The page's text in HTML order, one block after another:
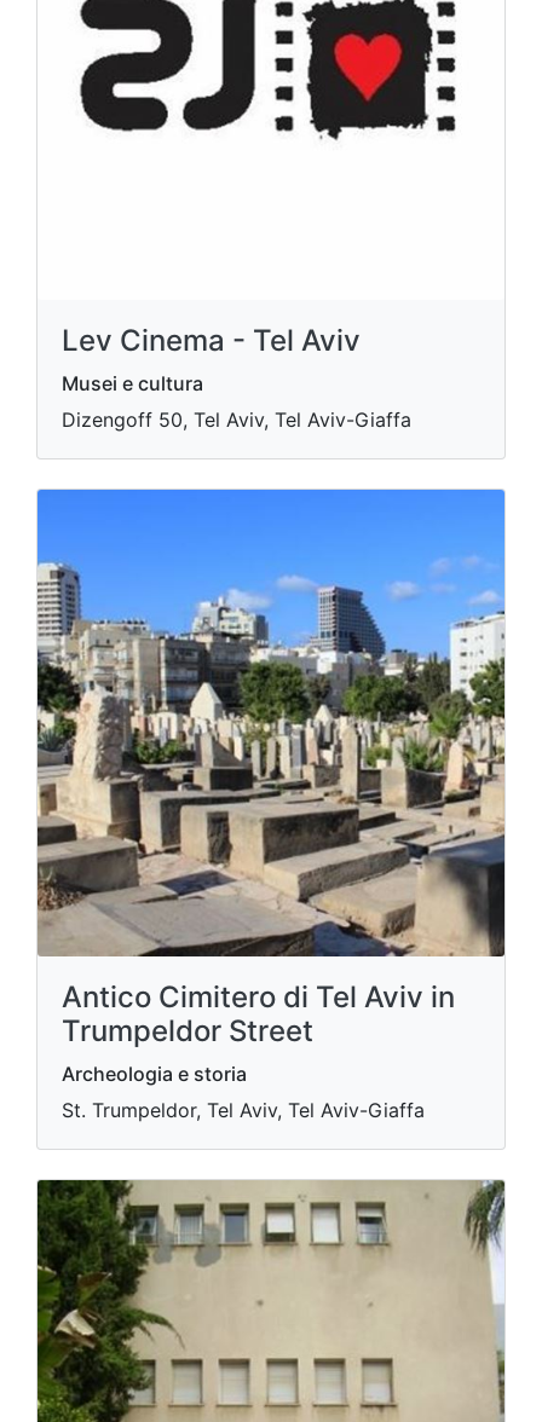
Lev Cinema - Tel Aviv
Musei e cultura
Dizengoff 50, Tel Aviv, Tel Aviv-Giaffa
Antico Cimitero di Tel Aviv in
Trumpeldor Street
Archeologia e storia
St. Trumpeldor, Tel Aviv, Tel Aviv-Giaffa